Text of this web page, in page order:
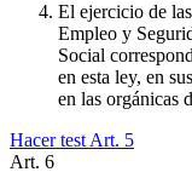
El ejercicio de
Empleo y
Social
en esta ley, en
en las orgánicas
Hacer test Art. 5
Art. 6